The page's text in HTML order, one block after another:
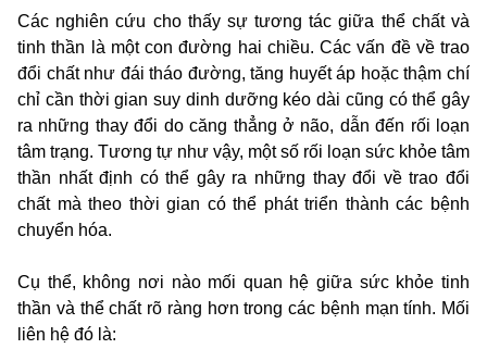
Các nghiên cứu cho thấy sự tương tác giữa thể chất và
tinh thần là một con đường hai chiều. Các vấn đề về trao
đổi chất như đái tháo đường, tăng huyết áp hoặc thậm chí
chỉ cần thời gian suy dinh dưỡng kéo dài cũng có thể gây
ra những thay đổi do căng thẳng ở não, dẫn đến rối loạn
tâm trạng. Tương tự như vậy, một số rối loạn sức khỏe tâm
thần nhất định có thể gây ra những thay đổi về trao đổi
chất mà theo thời gian có thể phát triển thành các bệnh
chuyển hóa.
Cụ thể, không nơi nào mối quan hệ giữa sức khỏe tinh
thần và thể chất rõ ràng hơn trong các bệnh mạn tính. Mối
liên hệ đó là: